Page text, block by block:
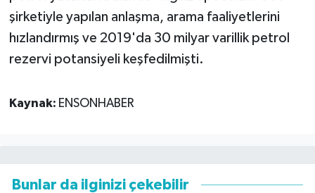
şirketiyle yapılan anlaşma, arama faaliyetlerini
hızlandırmış ve 2019'da 30 milyar varillik petrol
rezervi potansiyeli keşfedilmişti.
Kaynak: ENSONHABER
Bunlar da ilginizi çekebilir